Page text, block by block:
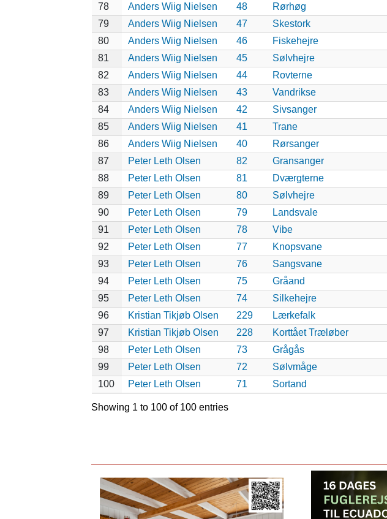
78
Anders Wiig Nielsen 48 Rørhøg
79
Anders Wiig Nielsen 47 Skestork
80
Anders Wiig Nielsen 46 Fiskehejre
81
Anders Wiig Nielsen 45 Sølvhejre
82
Anders Wiig Nielsen 44 Rovterne
83
Anders Wiig Nielsen 43 Vandrikse
84
Anders Wiig Nielsen 42 Sivsanger
85
Anders Wiig Nielsen 41 Trane
86
Anders Wiig Nielsen 40 Rørsanger
87
Peter Leth Olsen 82 Gransanger
88
Peter Leth Olsen 81 Dværgterne
89
Peter Leth Olsen 80 Sølvhejre
90
Peter Leth Olsen 79 Landsvale
91
Peter Leth Olsen 78 Vibe
92
Peter Leth Olsen 77 Knopsvane
93
Peter Leth Olsen 76 Sangsvane
94
Peter Leth Olsen 75 Gråand
95
Peter Leth Olsen 74 Silkehejre
96
Kristian Tikjøb Olsen 229 Lærkefalk
97
Kristian Tikjøb Olsen 228 Korttået Træløber
98
Peter Leth Olsen 73 Grågås
99
Peter Leth Olsen 72 Sølvmåge
100
Peter Leth Olsen 71 Sortand
Showing 1 to 100 of 100 entries